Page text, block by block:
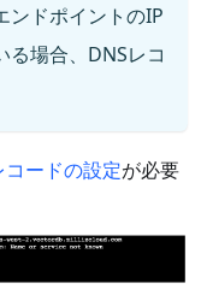
ンドポイントのIP
る場合、DNSレコ
コードの設定が必要